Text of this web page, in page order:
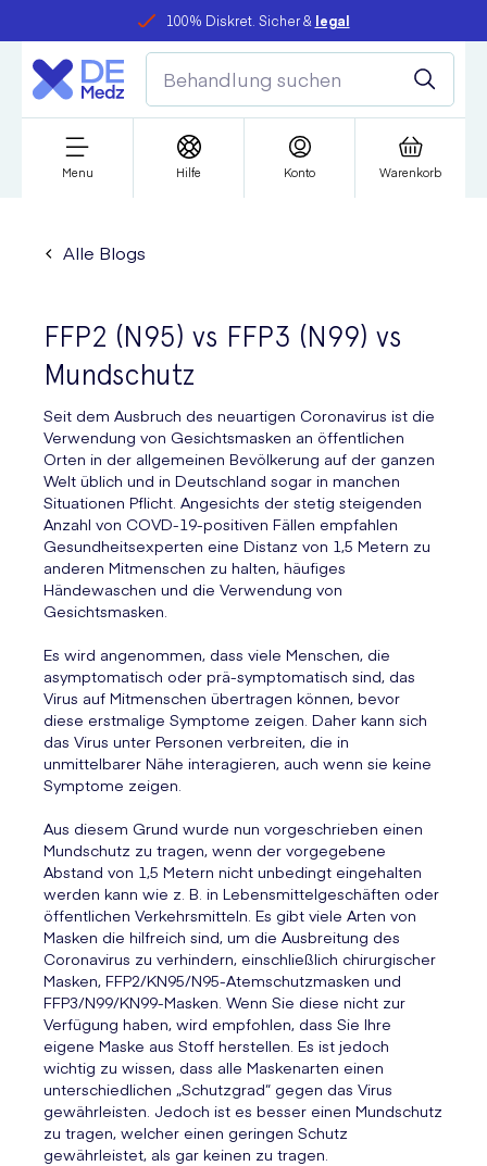
100% Diskret. Sicher & legal
Menu Hilfe Konto Warenkorb
Alle Blogs
FFP2 (N95) vs FFP3 (N99) vs
Mundschutz
Seit dem Ausbruch des neuartigen Coronavirus ist die
Verwendung von Gesichtsmasken an öffentlichen
Orten in der allgemeinen Bevölkerung auf der ganzen
Welt üblich und in Deutschland sogar in manchen
Situationen Pflicht. Angesichts der stetig steigenden
Anzahl von COVD-19-positiven Fällen empfahlen
Gesundheitsexperten eine Distanz von 1,5 Metern zu
anderen Mitmenschen zu halten, häufiges
Händewaschen und die Verwendung von
Gesichtsmasken.
Es wird angenommen, dass viele Menschen, die
asymptomatisch oder prä-symptomatisch sind, das
Virus auf Mitmenschen übertragen können, bevor
diese erstmalige Symptome zeigen. Daher kann sich
das Virus unter Personen verbreiten, die in
unmittelbarer Nähe interagieren, auch wenn sie keine
Symptome zeigen.
Aus diesem Grund wurde nun vorgeschrieben einen
Mundschutz zu tragen, wenn der vorgegebene
Abstand von 1,5 Metern nicht unbedingt eingehalten
werden kann wie z. B. in Lebensmittelgeschäften oder
öffentlichen Verkehrsmitteln. Es gibt viele Arten von
Masken die hilfreich sind, um die Ausbreitung des
Coronavirus zu verhindern, einschließlich chirurgischer
Masken, FFP2/KN95/N95-Atemschutzmasken und
FFP3/N99/KN99-Masken. Wenn Sie diese nicht zur
Verfügung haben, wird empfohlen, dass Sie Ihre
eigene Maske aus Stoff herstellen. Es ist jedoch
wichtig zu wissen, dass alle Maskenarten einen
unterschiedlichen „Schutzgrad“ gegen das Virus
gewährleisten. Jedoch ist es besser einen Mundschutz
zu tragen, welcher einen geringen Schutz
gewährleistet, als gar keinen zu tragen.